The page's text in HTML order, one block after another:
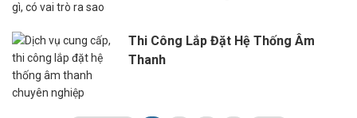
Thi Công Lắp Đặt Hệ Thống Âm
Thanh